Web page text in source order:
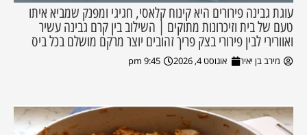
עוגת גבינה פירורים היא קינוח קלאסי, חגיגי ומפנק שמביא איתו
טעם של בית וזיכרונות מתוקים | השילוב בין קרם גבינה עשיר
ואוורירי לבין פירורי בצק פריך זהובים יוצר מרקם מושלם בכל ביס
מירב בן יאיר אוגוסט 4, 2026 9:45 pm